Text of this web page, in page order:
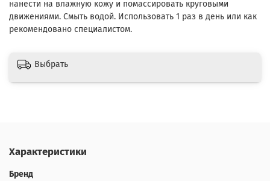
нанести на влажную кожу и помассировать круговыми
движениями. Смыть водой. Использовать 1 раз в день или как
рекомендовано специалистом.
Выбрать
Характеристики
Бренд